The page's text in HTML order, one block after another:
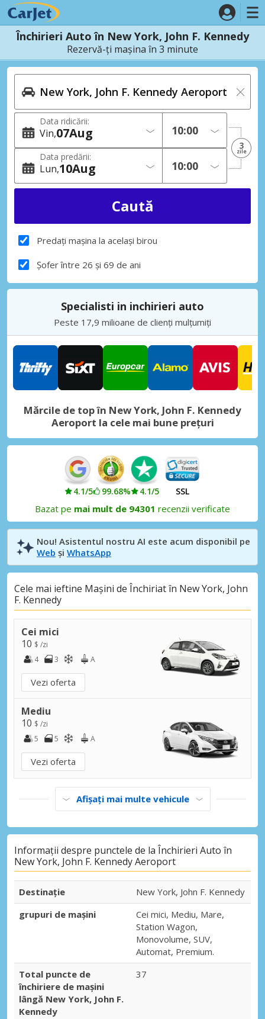
Închirieri Auto în New York, John F. Kennedy
Rezervă-ți mașina în 3 minute
Data ridicării:
Vin 07Aug
Data predării:
Lun 10Aug
3
zile
Predați mașina la același birou
Șofer între 26 și 69 de ani
Specialisti in inchirieri auto
Peste 17,9 milioane de clienți mulțumiți
Mărcile de top în New York, John F. Kennedy
Aeroport la cele mai bune prețuri
4.1/5 99.68% 4.1/5 SSL
Bazat pe mai mult de 94301 recenzii verificate
Nou! Asistentul nostru AI este acum disponibil pe
Web și WhatsApp
Cele mai ieftine Mașini de Închiriat în New York, John
F. Kennedy
Cei mici
10 $ /zi
4
3 A
Vezi oferta
Mediu
10 $ /zi
5
5 A
Vezi oferta
Afișați mai multe vehicule
Informații despre punctele de la Închirieri Auto în
New York, John F. Kennedy Aeroport
Destinaţie
New York, John F. Kennedy
grupuri de mașini
Cei mici, Mediu, Mare,
Station Wagon,
Monovolume, SUV,
Automat, Premium.
Total puncte de
închiriere de mașini
lângă New York, John F.
Kennedy
37